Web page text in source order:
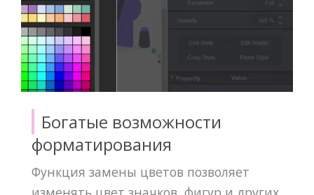
Богатые возможности
форматирования
Функция замены цветов позволяет